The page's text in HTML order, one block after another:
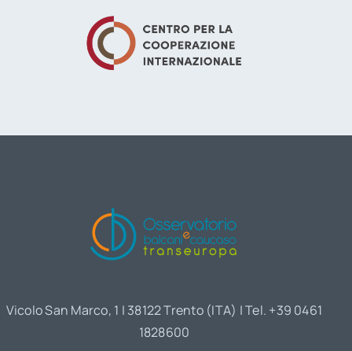
Vicolo San Marco, 1 | 38122 Trento (ITA) | Tel. +39 0461
1828600